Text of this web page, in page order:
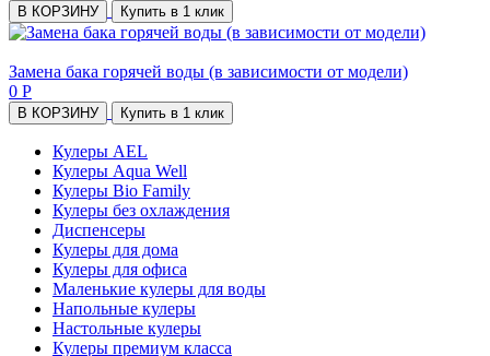
В КОРЗИНУ Купить в 1 клик
Замена бака горячей воды (в зависимости от модели)
0 Р
В КОРЗИНУ Купить в 1 клик
Кулеры AEL
Кулеры Aqua Well
Кулеры Bio Family
Кулеры без охлаждения
Диспенсеры
Кулеры для дома
Кулеры для офиса
Маленькие кулеры для воды
Напольные кулеры
Настольные кулеры
Кулеры премиум класса